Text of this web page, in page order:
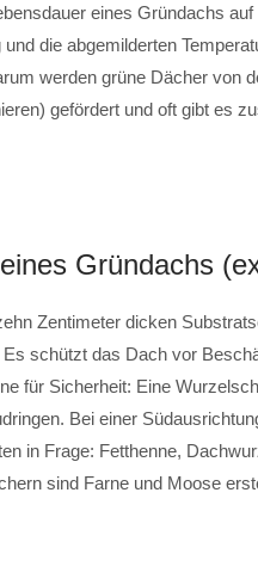
eines Gründachs
die abgemilderten
werden grüne Dächer von
gefördert und oft gibt es
Gründachs
Zentimeter dicken
schützt das Dach vor
für Sicherheit: Eine
Bei einer
in Frage: Fetthenne,
sind Farne und Moose